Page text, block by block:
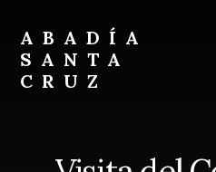
content
footer
ABADÍA
SANTA
CRUZ